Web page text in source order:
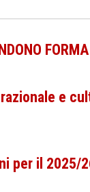
e
per il 2025/